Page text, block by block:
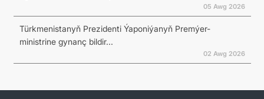
05 Awg 2026
Türkmenistanyň Prezidenti Ýaponiýanyň Premýer-
ministrine gynanç bildir...
02 Awg 2026